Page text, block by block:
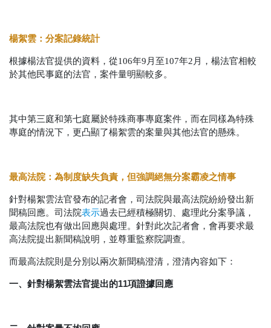
楊絮雲：分案記錄統計
根據楊法官提供的資料，從106年9月至107年2月，楊法官相較
於其他民事庭的法官，案件量明顯較多。
其中第三庭和第七庭屬於特殊商事專庭案件，而在同樣為特殊
專庭的情況下，更凸顯了楊絮雲的案量與其他法官的懸殊。
最高法院：為制度缺失負責，但強調絕無分案霸凌之情事
針對楊絮雲法官發布的記者會，司法院與最高法院紛紛發出新
聞稿回應。司法院表示過去已經積極關切、處理此分案爭議，
最高法院也有做出回應與處理。針對此次記者會，會再要求最
高法院提出新聞稿說明，並尊重監察院調查。
而最高法院則是分別以兩次新聞稿澄清，澄清內容如下：
一、針對楊絮雲法官提出的11項證據回應